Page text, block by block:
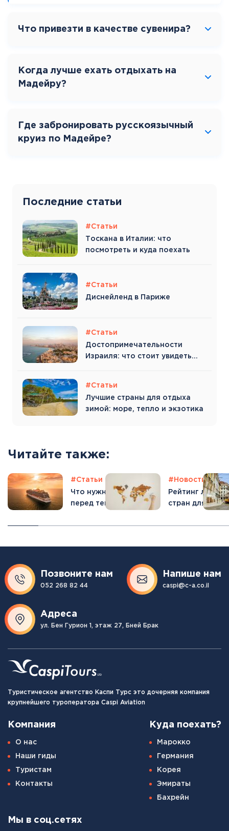
Что привезти в качестве сувенира?
Когда лучше ехать отдыхать на
Мадейру?
Где забронировать русскоязычный
круиз по Мадейре?
Последние статьи
#Статьи
Тоскана в Италии: что
посмотреть и куда поехать
#Статьи
Диснейленд в Париже
#Статьи
Достопримечательности
Израиля: что стоит увидеть
#Статьи
Лучшие страны для отдыха
зимой: море, тепло и экзотика
Читайте также:
#Отпуск
и
#Статьи
Что нужно знать
перед тем, как
круиз?
#Новости
Рейтинг лучших
стран для
Позвоните нам
052 268 82 44
Напише нам
caspi@c-a.co.il
Адреса
ул. Бен Гурион 1, этаж 27, Бней Брак
Туристическое агентство Каспи Турс это дочерняя компания
крупнейшего туроператора Caspi Aviation
Компания
О нас
Наши гиды
Туристам
Контакты
Куда поехать?
Марокко
Германия
Корея
Эмираты
Бахрейн
Мы в соц.сетях